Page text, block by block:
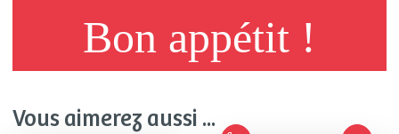
Bon appétit !
Vous aimerez aussi ...